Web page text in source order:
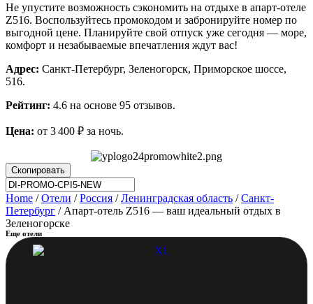
Не упустите возможность сэкономить на отдыхе в апарт-отеле
Z516. Воспользуйтесь промокодом и забронируйте номер по
выгодной цене. Планируйте свой отпуск уже сегодня — море,
комфорт и незабываемые впечатления ждут вас!
Адрес: Санкт-Петербург, Зеленогорск, Приморское шоссе,
516.
Рейтинг: 4.6 на основе 95 отзывов.
Цена: от 3 400 ₽ за ночь.
Скопировать
Home /Отели /Россия /Ленинградская область /Санкт-
Петербург / Апарт-отель Z516 — ваш идеальный отдых в
Зеленогорске
Еще отели